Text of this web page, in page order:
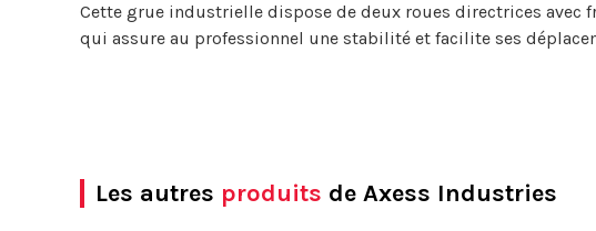
Cette grue industrielle dispose de deux roues directrices avec
qui assure au professionnel une stabilité et facilite ses
Les autres produits de Axess Industries